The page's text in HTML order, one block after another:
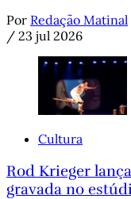
Por Redação Matinal
/ 23 jul 2026
Cultura
Rod Krieger
gravada no